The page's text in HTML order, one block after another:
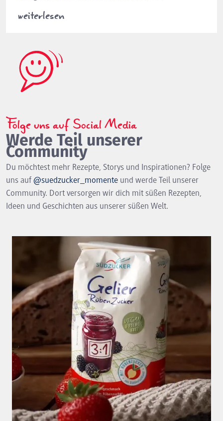
weiterlesen
Folge uns auf Social Media
Werde Teil unserer
Community
Du möchtest mehr Rezepte, Storys und Inspirationen? Folge
uns auf @suedzucker_momente und werde Teil unserer
Community. Dort versorgen wir dich mit süßen Rezepten,
Ideen und Geschichten aus unserer süßen Welt.